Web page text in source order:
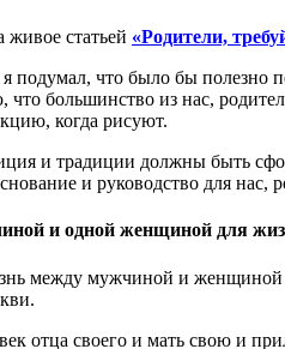
живое статьей «Родители,
что было бы полезно
большинство из нас,
когда рисуют.
и традиции должны быть
и руководство для нас,
и одной женщиной для
между мужчиной и женщиной
отца своего и мать свою и